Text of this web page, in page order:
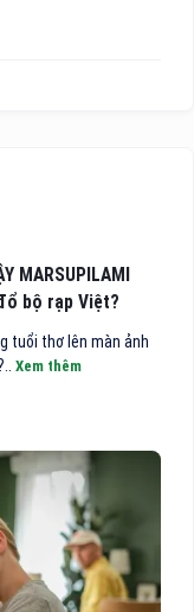
MARSUPILAMI
bộ rạp Việt?
tuổi thơ lên màn ảnh
Xem thêm